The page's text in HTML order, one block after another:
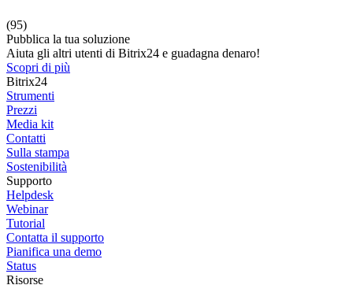
(95)
Pubblica la tua soluzione
Aiuta gli altri utenti di Bitrix24 e guadagna denaro!
Scopri di più
Bitrix24
Strumenti
Prezzi
Media kit
Contatti
Sulla stampa
Sostenibilità
Supporto
Helpdesk
Webinar
Tutorial
Contatta il supporto
Pianifica una demo
Status
Risorse